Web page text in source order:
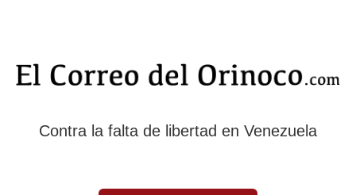
Contra la falta de libertad en Venezuela